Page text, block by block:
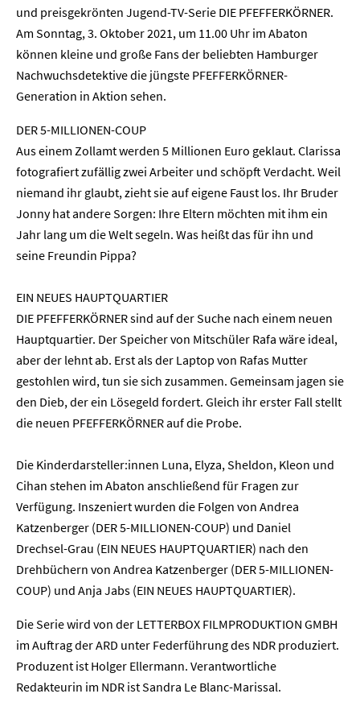
und preisgekrönten Jugend-TV-Serie DIE PFEFFERKÖRNER.
Am Sonntag, 3. Oktober 2021, um 11.00 Uhr im Abaton
können kleine und große Fans der beliebten Hamburger
Nachwuchsdetektive die jüngste PFEFFERKÖRNER-
Generation in Aktion sehen.
DER 5-MILLIONEN-COUP
Aus einem Zollamt werden 5 Millionen Euro geklaut. Clarissa
fotografiert zufällig zwei Arbeiter und schöpft Verdacht. Weil
niemand ihr glaubt, zieht sie auf eigene Faust los. Ihr Bruder
Jonny hat andere Sorgen: Ihre Eltern möchten mit ihm ein
Jahr lang um die Welt segeln. Was heißt das für ihn und
seine Freundin Pippa?
EIN NEUES HAUPTQUARTIER
DIE PFEFFERKÖRNER sind auf der Suche nach einem neuen
Hauptquartier. Der Speicher von Mitschüler Rafa wäre ideal,
aber der lehnt ab. Erst als der Laptop von Rafas Mutter
gestohlen wird, tun sie sich zusammen. Gemeinsam jagen sie
den Dieb, der ein Lösegeld fordert. Gleich ihr erster Fall stellt
die neuen PFEFFERKÖRNER auf die Probe.
Die Kinderdarsteller:innen Luna, Elyza, Sheldon, Kleon und
Cihan stehen im Abaton anschließend für Fragen zur
Verfügung. Inszeniert wurden die Folgen von Andrea
Katzenberger (DER 5-MILLIONEN-COUP) und Daniel
Drechsel-Grau (EIN NEUES HAUPTQUARTIER) nach den
Drehbüchern von Andrea Katzenberger (DER 5-MILLIONEN-
COUP) und Anja Jabs (EIN NEUES HAUPTQUARTIER).
Die Serie wird von der LETTERBOX FILMPRODUKTION GMBH
im Auftrag der ARD unter Federführung des NDR produziert.
Produzent ist Holger Ellermann. Verantwortliche
Redakteurin im NDR ist Sandra Le Blanc-Marissal.
Home